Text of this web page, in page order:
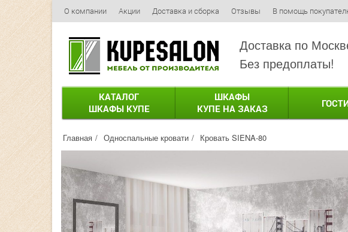
О компании Акции Доставка и сборка Отзывы В помощь
Доставка по
Без предоплаты!
КАТАЛОГ
ШКАФЫ КУПЕ
ШКАФЫ
КУПЕ НА ЗАКАЗ
Главная Односпальные кровати Кровать SIENA-80